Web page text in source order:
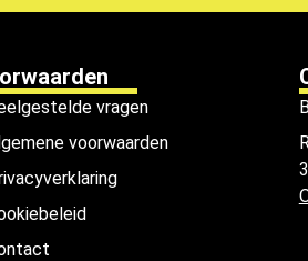
vragen
voorwaarden